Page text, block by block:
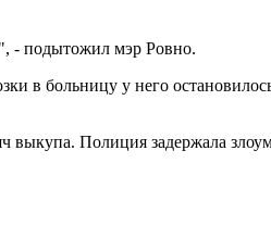
- подытожил мэр Ровно.
в больницу у него
выкупа. Полиция задержала